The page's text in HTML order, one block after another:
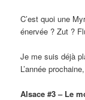
C’est quoi une
énervée ? Zut ?
Je me suis déjà
L’année
Alsace #3 – Le